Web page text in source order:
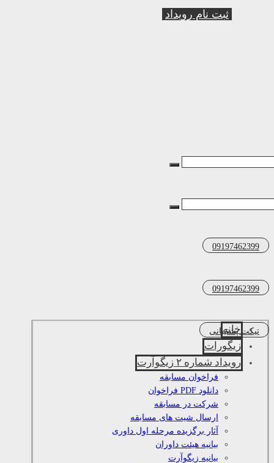
ثبت نام رویداد
09197462399
09197462399
تیکت پشتیبانی
خانه
زیگورات
رویداد شماره ۲ زیگوآرت
فراخوان مسابقه
دانلود PDF فراخوان
شرکت در مسابقه
ارسال شیت های مسابقه
آثار برگزیده مرحله اول داوری
بیانیه هیئت داوران
بیانیه زیگوآرت